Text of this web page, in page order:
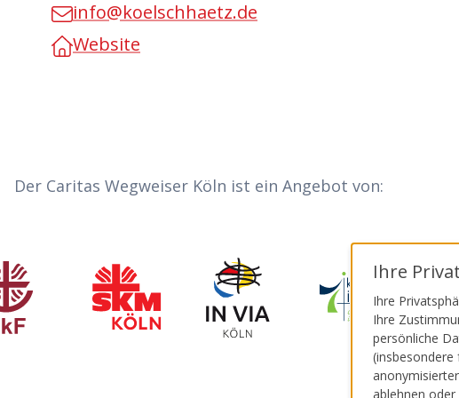
info@koelschhaetz.de
Website
Der Caritas Wegweiser Köln ist ein Angebot von:
katholischer Frauen e.V.
Sozialdienst katholischer Männer
Invia
Katholische
Ihre
Ihre
Ihre
persönliche
(insbesondere
ablehnen oder